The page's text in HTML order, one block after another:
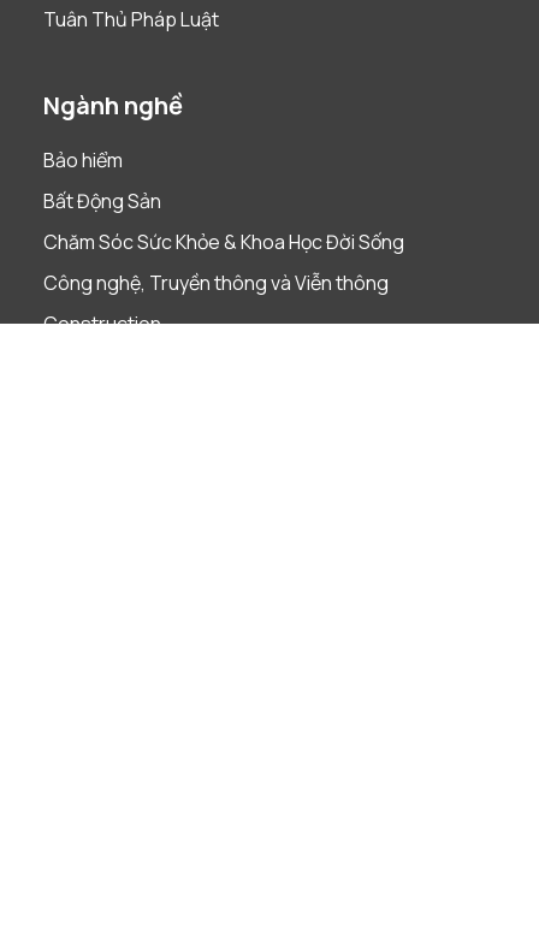
Tuân Thủ Pháp Luật
Ngành nghề
Bảo hiểm
Bất Động Sản
Chăm Sóc Sức Khỏe & Khoa Học Đời Sống
Công nghệ, Truyền thông và Viễn thông
Construction